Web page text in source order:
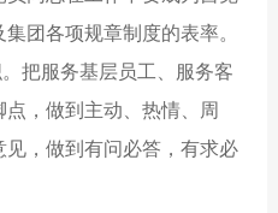
团各项规章制度的表率。
把服务基层员工、服务客
，做到主动、热情、周
，做到有问必答，有求必